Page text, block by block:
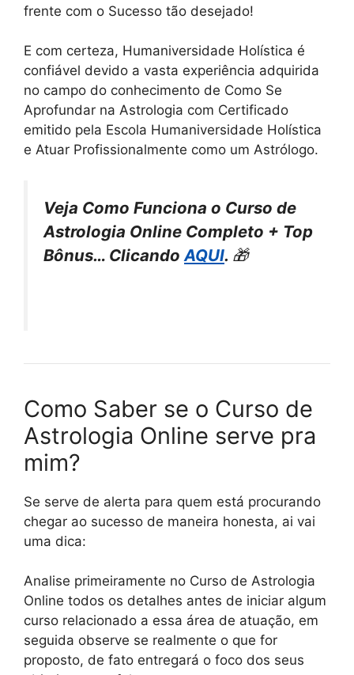
frente com o Sucesso tão desejado!
E com certeza, Humaniversidade Holística é
confiável devido a vasta experiência adquirida
no campo do conhecimento de Como Se
Aprofundar na Astrologia com Certificado
emitido pela Escola Humaniversidade Holística
e Atuar Profissionalmente como um Astrólogo.
Veja Como Funciona o Curso de
Astrologia Online Completo + Top
Bônus… Clicando AQUI. 🎁
Como Saber se o Curso de
Astrologia Online serve pra
mim?
Se serve de alerta para quem está procurando
chegar ao sucesso de maneira honesta, ai vai
uma dica:
Analise primeiramente no Curso de Astrologia
Online todos os detalhes antes de iniciar algum
curso relacionado a essa área de atuação, em
seguida observe se realmente o que for
proposto, de fato entregará o foco dos seus